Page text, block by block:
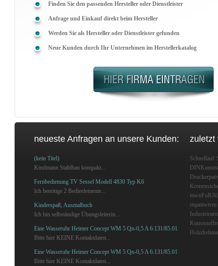
Finden Sie den passenden Hersteller oder Dienstleister
Anfrage und Einkauf direkt beim Hersteller
Werden Sie als Hersteller oder Dienstleister gefunden
Neue Kunden durch Ihr Unternehmen im Herstellerkatalog
neueste Anfragen an unsere Kunden:
(kein Titel)
Kindmann Stahlbau kompakt...
Fernbedienung TV Sessel Modell 4830 Typ K6
Ich benötige 2 Bedieelemente...
Kinderspaß, Ausmalbuch
Ich bin selbständige Übungsleiterin...
Eine Wasseruhr Heimer Concept WM 5 Qn-0,5 A 6.131/85.01
Bitte hier KEINE Kontaktdaten...
Eine Wasseruhr Heimer Concept WM 5 Qn-0,5 A 6.131/85.01
Bitte hier KEINE Kontaktdaten...
zuletzt
Schnellauf
etqantwtvm